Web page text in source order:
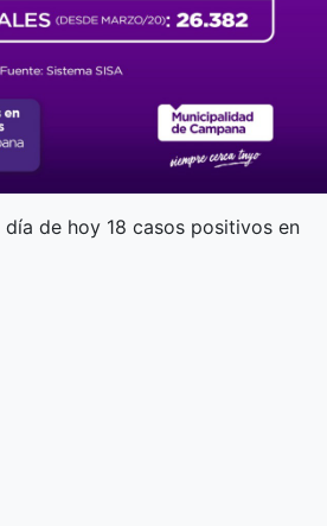
de hoy 18 casos positivos en